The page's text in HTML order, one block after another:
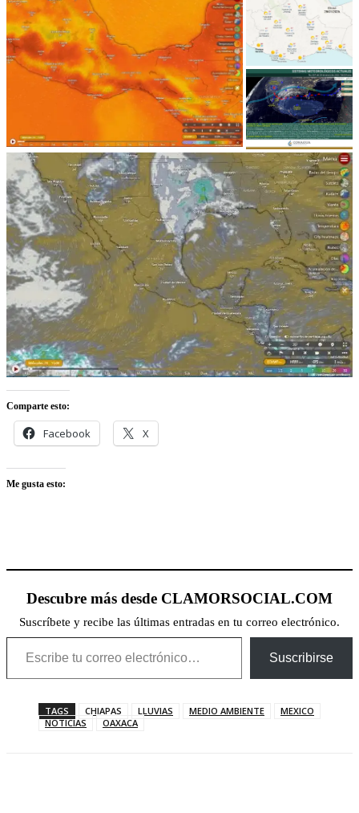
Comparte esto:
Facebook X
Me gusta esto:
Descubre más desde CLAMORSOCIAL.COM
Suscríbete y recibe las últimas entradas en tu correo electrónico.
Escribe tu correo electrónico…
Suscribirse
TAGS CHIAPAS LLUVIAS MEDIO AMBIENTE
MEXICO
NOTICIAS
OAXACA